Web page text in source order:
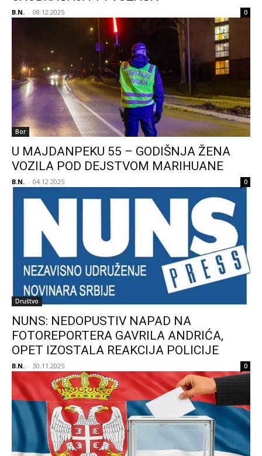
B.N. - 08.12.2025 0
Bor
U MAJDANPEKU 55 – GODIŠNJA ŽENA
VOZILA POD DEJSTVOM MARIHUANE
B.N. - 04.12.2025 0
Društvo
NUNS: NEDOPUSTIV NAPAD NA
FOTOREPORTERA GAVRILA ANDRIĆA,
OPET IZOSTALA REAKCIJA POLICIJE
B.N. - 30.11.2025 0